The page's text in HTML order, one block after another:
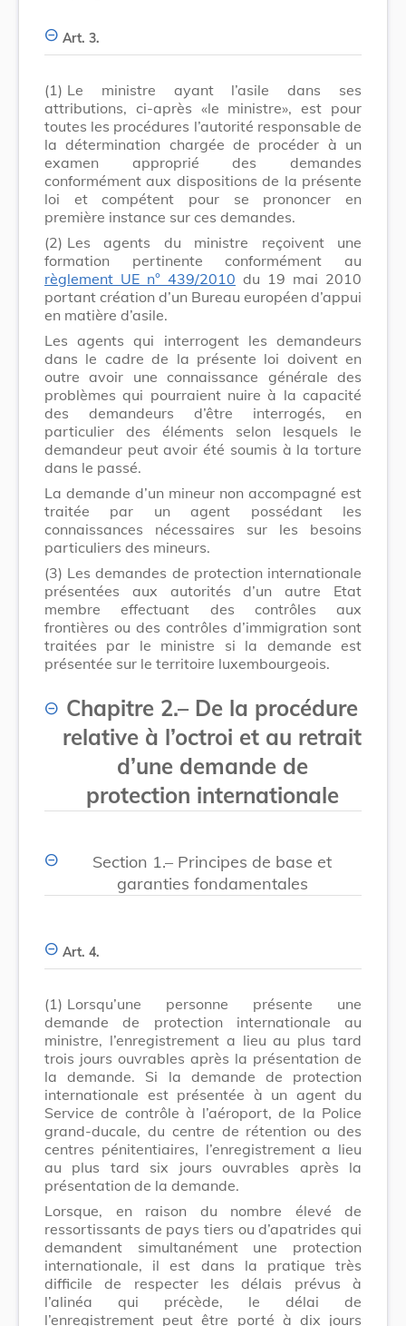
Art. 3.
(1) Le ministre ayant l’asile dans ses
attributions, ci-après «le ministre», est pour
toutes les procédures l’autorité responsable de
la détermination chargée de procéder à un
examen approprié des demandes
conformément aux dispositions de la présente
loi et compétent pour se prononcer en
première instance sur ces demandes.
(2) Les agents du ministre reçoivent une
formation pertinente conformément au
règlement UE n° 439/2010 du 19 mai 2010
portant création d’un Bureau européen d’appui
en matière d’asile.
Les agents qui interrogent les demandeurs
dans le cadre de la présente loi doivent en
outre avoir une connaissance générale des
problèmes qui pourraient nuire à la capacité
des demandeurs d’être interrogés, en
particulier des éléments selon lesquels le
demandeur peut avoir été soumis à la torture
dans le passé.
La demande d’un mineur non accompagné est
traitée par un agent possédant les
connaissances nécessaires sur les besoins
particuliers des mineurs.
(3) Les demandes de protection internationale
présentées aux autorités d’un autre Etat
membre effectuant des contrôles aux
frontières ou des contrôles d’immigration sont
traitées par le ministre si la demande est
présentée sur le territoire luxembourgeois.
Chapitre 2.– De la procédure
relative à l’octroi et au retrait
d’une demande de
protection internationale
Section 1.– Principes de base et
garanties fondamentales
Art. 4.
(1) Lorsqu’une personne présente une
demande de protection internationale au
ministre, l’enregistrement a lieu au plus tard
trois jours ouvrables après la présentation de
la demande. Si la demande de protection
internationale est présentée à un agent du
Service de contrôle à l’aéroport, de la Police
grand-ducale, du centre de rétention ou des
centres pénitentiaires, l’enregistrement a lieu
au plus tard six jours ouvrables après la
présentation de la demande.
Lorsque, en raison du nombre élevé de
ressortissants de pays tiers ou d’apatrides qui
demandent simultanément une protection
internationale, il est dans la pratique très
difficile de respecter les délais prévus à
l’alinéa qui précède, le délai de
l’enregistrement peut être porté à dix jours